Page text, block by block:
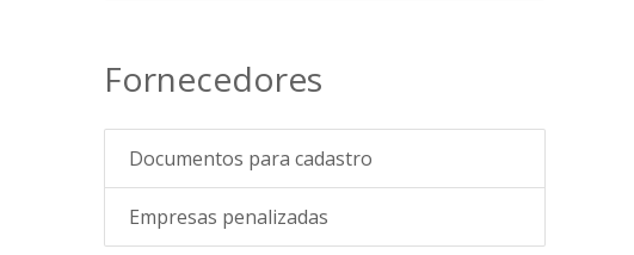
Fornecedores
Documentos para cadastro
Empresas penalizadas